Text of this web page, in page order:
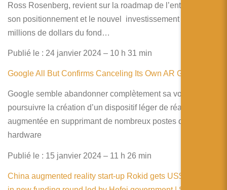
Ross Rosenberg, revient sur la roadmap de l’entreprise,
son positionnement et le nouvel investissement de 590
millions de dollars du fond…
Publié le : 24 janvier 2024 – 10 h 31 min
Google All But Confirms Canceling Its Own AR Glasses
Google semble abandonner complètement sa volonté de
poursuivre la création d’un dispositif léger de réalité
augmentée en supprimant de nombreux postes dédiés au
hardware
Publié le : 15 janvier 2024 – 11 h 26 min
China augmented reality start-up Rokid gets US$70 million